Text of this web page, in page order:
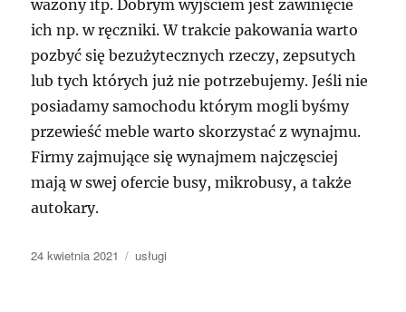
wazony itp. Dobrym wyjściem jest zawinięcie
ich np. w ręczniki. W trakcie pakowania warto
pozbyć się bezużytecznych rzeczy, zepsutych
lub tych których już nie potrzebujemy. Jeśli nie
posiadamy samochodu którym mogli byśmy
przewieść meble warto skorzystać z wynajmu.
Firmy zajmujące się wynajmem najczęsciej
mają w swej ofercie busy, mikrobusy, a także
autokary.
Data
24 kwietnia 2021 Kategorie
usługi